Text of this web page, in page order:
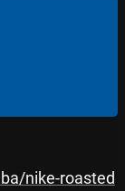
nike-roasted